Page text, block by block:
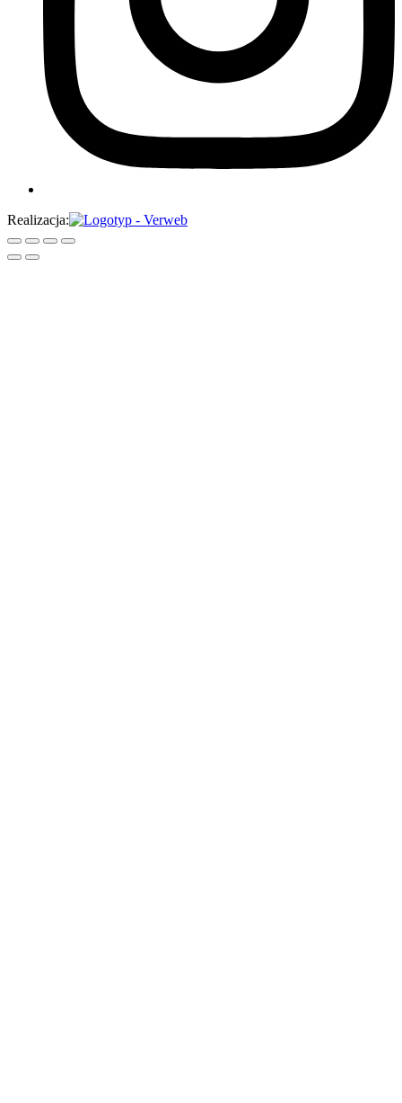
Realizacja: